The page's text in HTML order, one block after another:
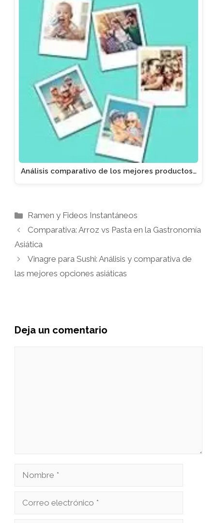
Análisis comparativo de los mejores productos…
Categorías
Ramen y Fideos Instantáneos
Comparativa: Arroz vs Pasta en la Gastronomía
Asiática
Vinagre para Sushi: Análisis y comparativa de
las mejores opciones asiáticas
Deja un comentario
Nombre
Correo